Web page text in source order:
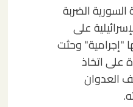
السورية الضربة
على
"إجرامية" وحثت
على اتخاذ
العدوان